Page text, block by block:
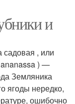
и
, или
ananassa ) —
Земляника
ягоды нередко,
ошибочно